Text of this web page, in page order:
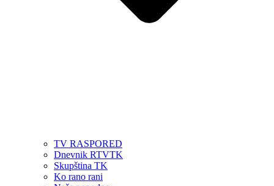
TV RASPORED
Dnevnik RTVTK
Skupština TK
Ko rano rani